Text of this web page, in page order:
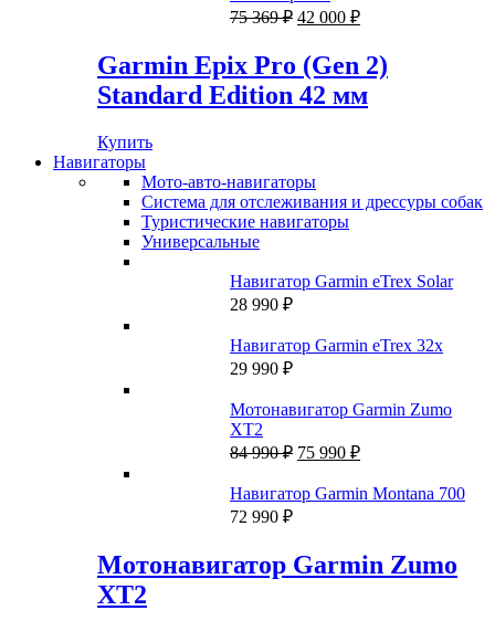
990 ₽.
75 369₽ Первоначальная
составляла
75
369 ₽.
42 000 ₽Текущая
42
000 ₽.
Garmin Epix Pro (Gen 2)
Standard Edition 42 мм
Купить
Навигаторы
Мото-авто-навигаторы
Система для отслеживания и дрессуры собак
Туристические навигаторы
Универсальные
Навигатор Garmin eTrex Solar
28 990 ₽
Навигатор Garmin eTrex 32x
29 990 ₽
Мотонавигатор Garmin Zumo
XT2
84 990₽ Первоначальная
составляла
84
75 990 ₽Текущая
75
Навигатор Garmin Montana 700
72 990 ₽
Мотонавигатор Garmin Zumo
XT2